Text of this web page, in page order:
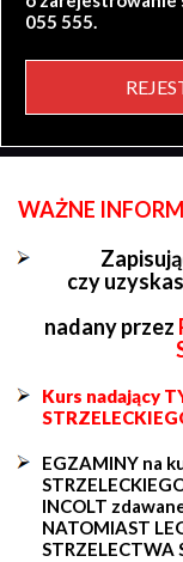
055 555.
WAŻNE
czy
nadany przez
Kurs nadający
EGZAMINY na
INCOLT
NATOMIAST
STRZELECTWA